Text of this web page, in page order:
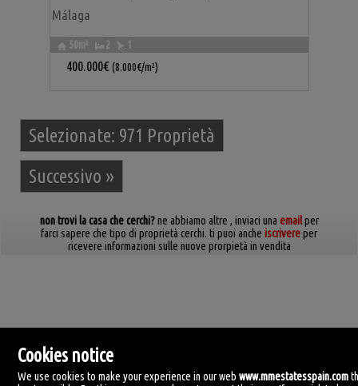
Málaga
50m² 2 1
400.000€ (8.000€/m²)
Selezionate: 971 Proprietà
Successivo »
non trovi la casa che cerchi?ne abbiamo altre , inviaci una emailper
farci sapere che tipo di proprietà cerchi. ti puoi anche iscrivereper
ricevere informazioni sulle nuove prorpietà in vendita
Cookies notice
We use cookies to make your experience in our webwww.mmestatesspain.com